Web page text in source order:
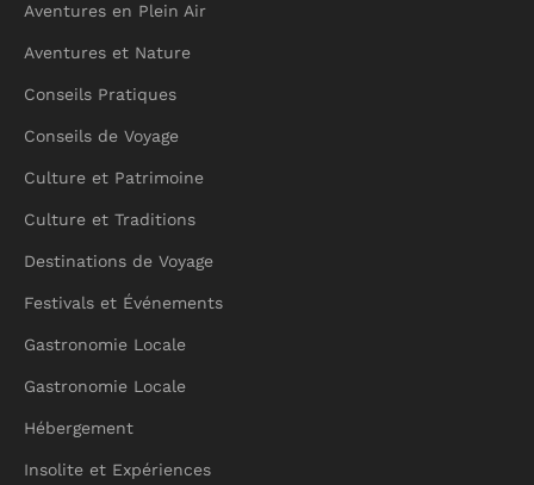
Aventures en Plein Air
Aventures et Nature
Conseils Pratiques
Conseils de Voyage
Culture et Patrimoine
Culture et Traditions
Destinations de Voyage
Festivals et Événements
Gastronomie Locale
Gastronomie Locale
Hébergement
Insolite et Expériences